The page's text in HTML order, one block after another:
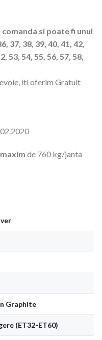
si poate fi unul
37, 38, 39, 40, 41, 42,
53, 54, 55, 56, 57, 58,
iti oferim Gratuit
de 760 kg/janta
Graphite
(ET32-ET60)